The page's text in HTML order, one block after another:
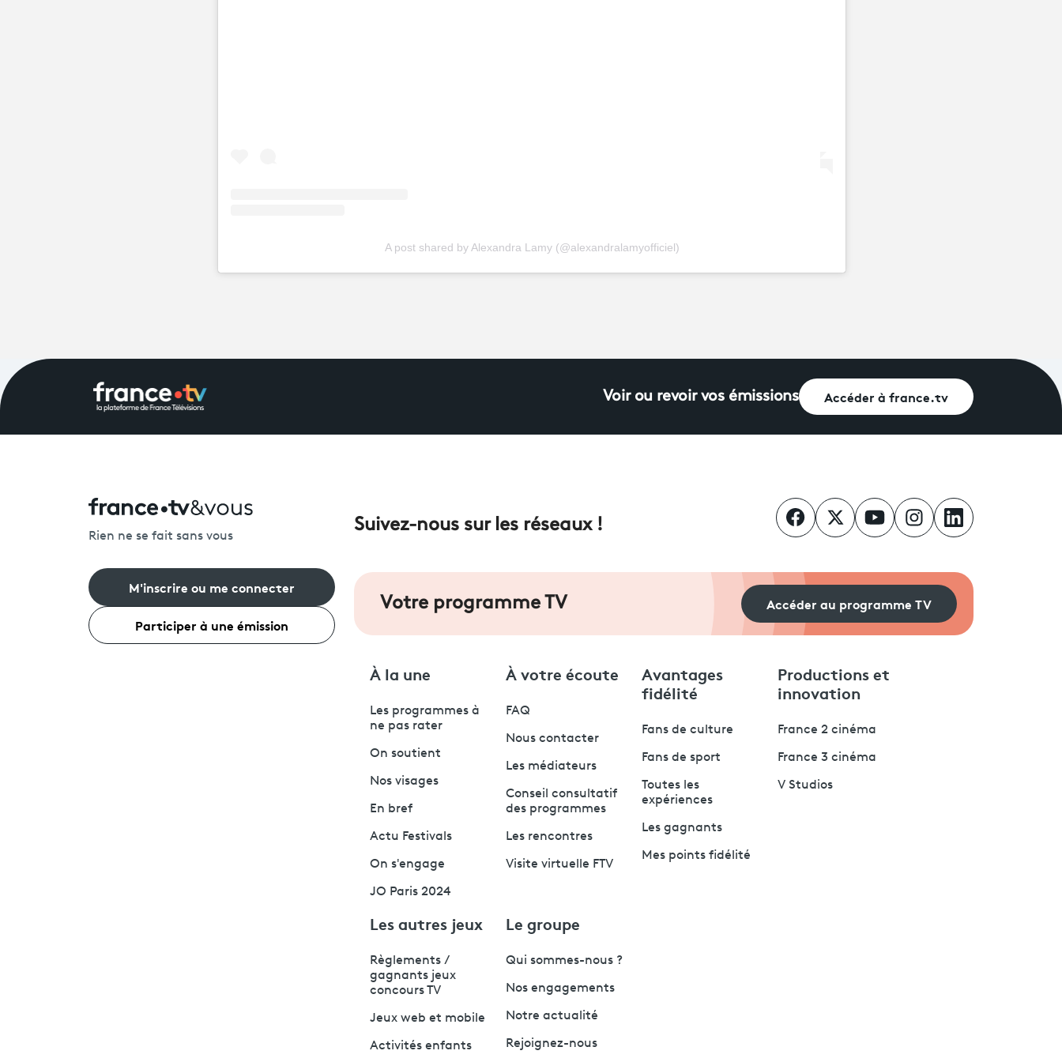
A post shared by Alexandra Lamy (@alexandralamyofficiel)
Voir ou revoir vos émissions Accéder à france.tv
Rien ne se fait sans vous
M'inscrire ou me connecter
Participer à une émission
Suivez-nous sur les réseaux !
Votre programme TV Accéder au programme TV
À la une
Les programmes à
ne pas rater
On soutient
Nos visages
En bref
Actu Festivals
On s'engage
JO Paris 2024
À votre écoute
FAQ
Nous contacter
Les médiateurs
Conseil consultatif
des programmes
Les rencontres
Visite virtuelle FTV
Avantages
fidélité
Fans de culture
Fans de sport
Toutes les
expériences
Les gagnants
Mes points fidélité
Productions et
innovation
France 2 cinéma
France 3 cinéma
V Studios
Les autres jeux
Règlements /
gagnants jeux
concours TV
Jeux web et mobile
Activités enfants
Le groupe
Qui sommes-nous ?
Nos engagements
Notre actualité
Rejoignez-nous